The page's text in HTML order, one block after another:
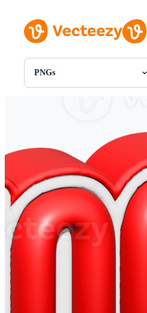
PNGs
Alle Afbeeldingen
Sjablonen
Vectoren
Videos
Motion graphics
Redactionele Afbeeldingen
Redactionele Evenementen